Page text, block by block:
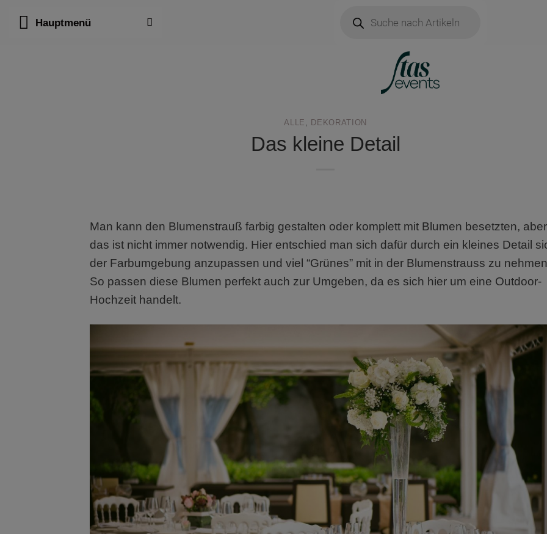
Inhalt
Hauptmenü
search
ALLE , DEKORATION
Das kleine Detail
Man kann den Blumenstrauß farbig gestalten oder komplett mit Blumen besetzten, aber
das ist nicht immer notwendig. Hier entschied man sich dafür durch ein kleines Detail
der Farbumgebung anzupassen und viel “Grünes” mit in der Blumenstrauss zu
So passen diese Blumen perfekt auch zur Umgeben, da es sich hier um eine Outdoor-
Hochzeit handelt.